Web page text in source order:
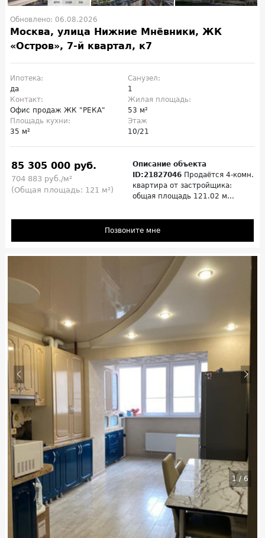
Обновлено: 06.08.2026
Москва, улица Нижние Мнёвники, ЖК
«Остров», 7-й квартал, к7
Ипотека:
да
Санузел:
1
Контакт:
Офис продаж ЖК "РЕКА"
Жилая площадь:
53 м²
Площадь кухни:
35 м²
Этаж
10/21
85 305 000 руб.
704 883 руб./м²
(Общая площадь: 121 м²)
Описание объекта
ID:21827046 Продаётся 4-комн.
квартира от застройщика:
общая площадь 121.02 м...
Позвоните мне
1 /6